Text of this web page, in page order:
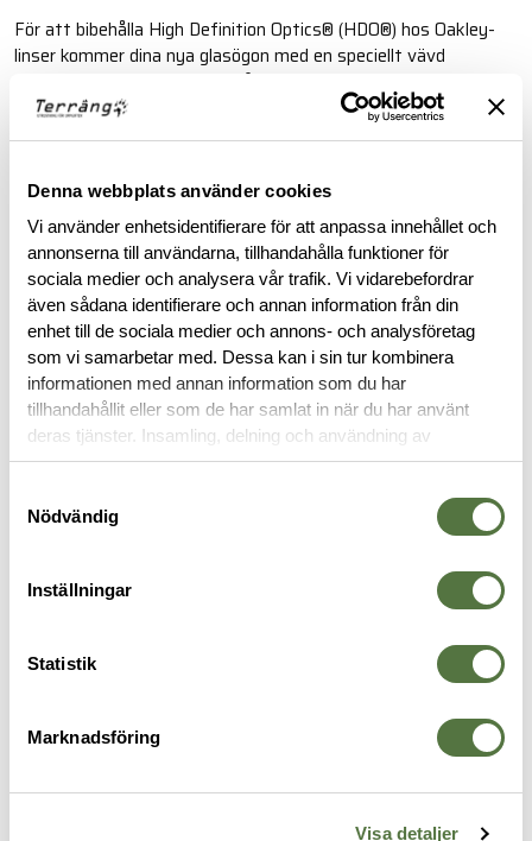
Denna webbplats använder cookies
Vi använder enhetsidentifierare för att anpassa innehållet och
annonserna till användarna, tillhandahålla funktioner för
sociala medier och analysera vår trafik. Vi vidarebefordrar
även sådana identifierare och annan information från din
enhet till de sociala medier och annons- och analysföretag
som vi samarbetar med. Dessa kan i sin tur kombinera
informationen med annan information som du har
tillhandahållit eller som de har samlat in när du har använt
deras tjänster. Insamling, delning och användning av
personuppgifter kan användas för personalisering av
Nödvändig
Inställningar
Statistik
Marknadsföring
Visa detaljer
För att bibehålla High Definition Optics® (HDO®) hos Oakley-
linser kommer dina nya glasögon med en speciellt vävd
elektrostatisk Microclear™-påse för rengöring och förvaring.
BESKRIVNING
RECENSIONER
OM VARUMÄRKET
OAKLEY SI OAKLEY SI
Straightlink Matte Black w/ PDP